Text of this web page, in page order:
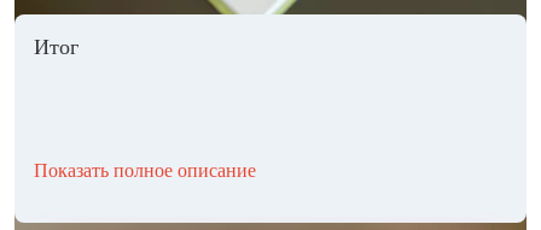
Итог
Показать полное описание